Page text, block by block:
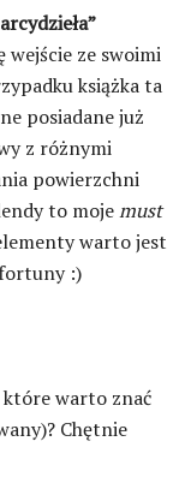
ze swoimi
książka ta
posiadane już
z różnymi
powierzchni
to mojemust
warto jest
:)
warto znać
Chętnie